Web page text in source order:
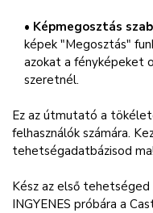
• Képmegosztás
képek "Megosztás"
azokat a fényképeket
szeretnél.
Ez az útmutató a
felhasználók számára.
tehetségadatbázisod ma!
Kész az első tehetséged
INGYENES próbára a